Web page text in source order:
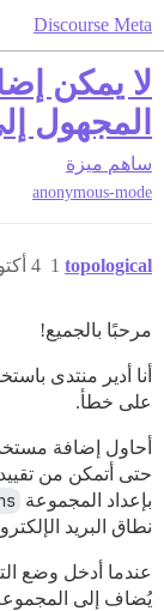
Discourse Meta
لا يمكن
المجهول
ساهم ميزة
anonymous-mode
topological 4 أكتوبر 2020، 1:33ص 1
مرحبًا بالجميع!
على خطأ.
أحاول إضافة
حتى أتمكن من
بإعداد المجموعة
نطاق البريد
عندما أدخل وضع
يُضاف إلى